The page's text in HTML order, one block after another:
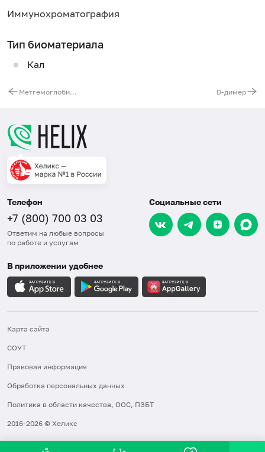
Иммунохроматография
Тип биоматериала
Кал
Метгемоглобин в крови D-димер
Телефон
+7 (800) 700 03 03
Ответим на любые вопросы
по работе и услугам
Социальные сети
В приложении удобнее
Карта сайта
СОУТ
Правовая информация
Обработка персональных данных
Политика в области качества, ООС, ПЗБТ
2016-2026 © Хеликс